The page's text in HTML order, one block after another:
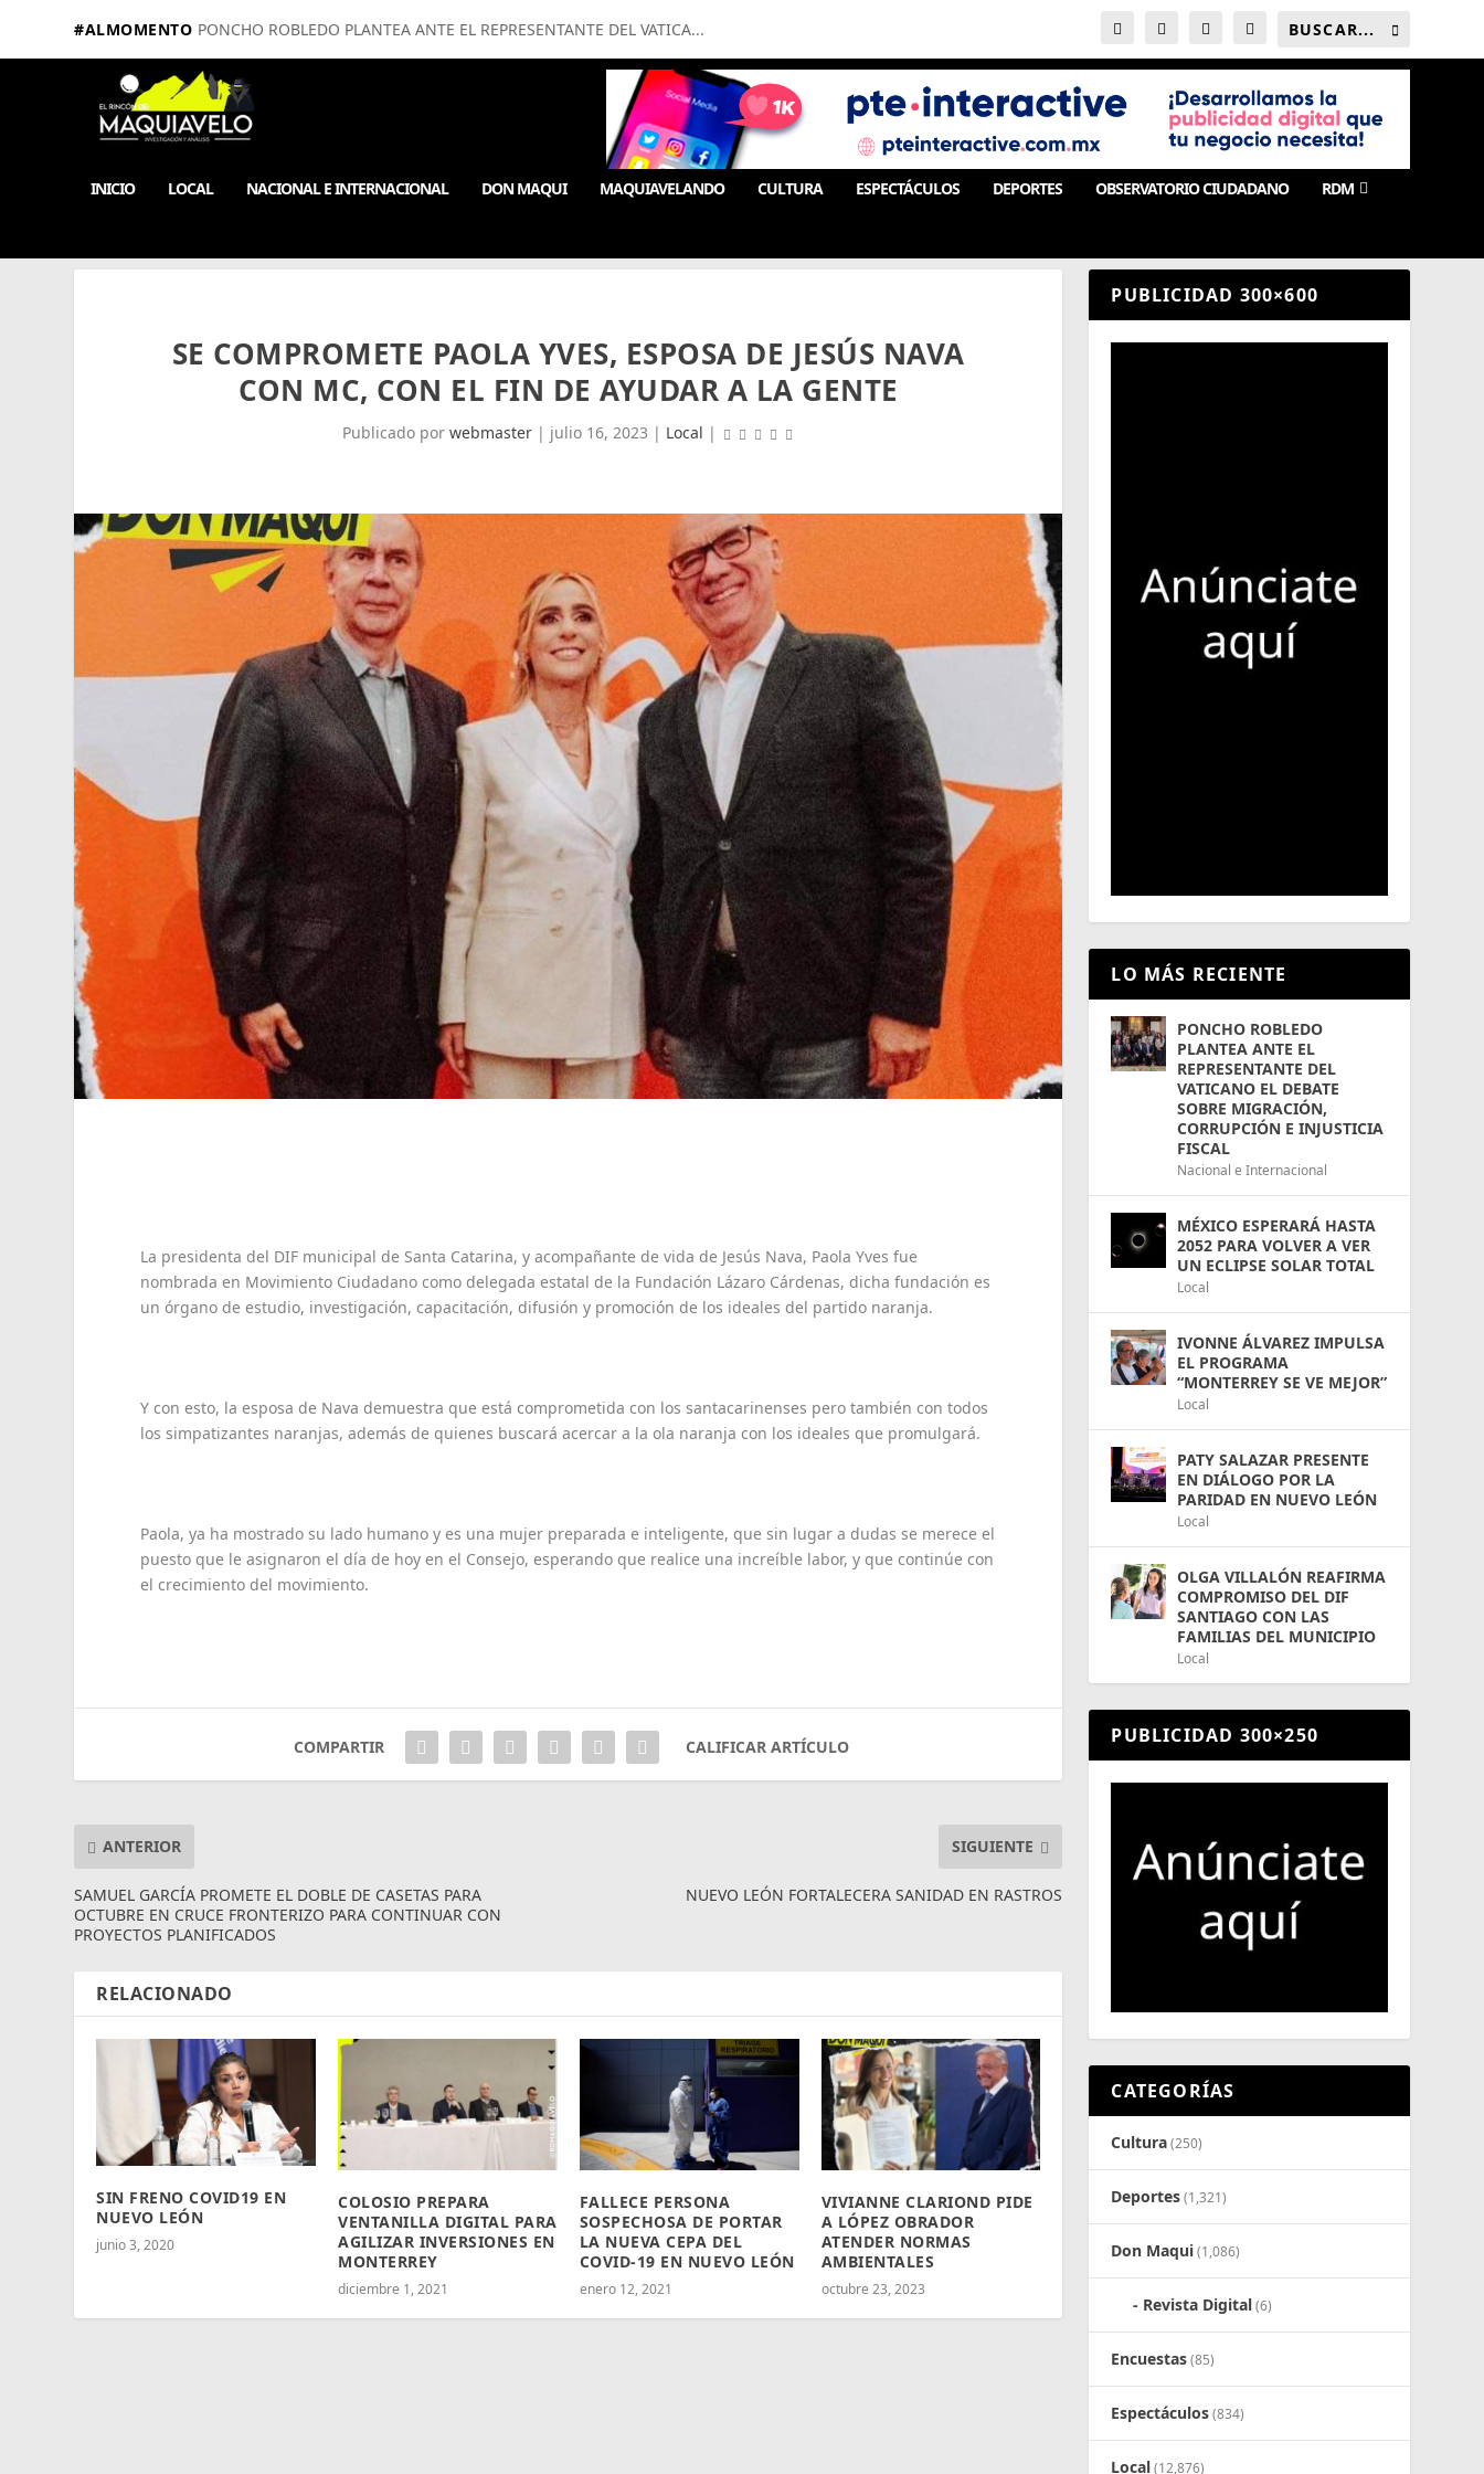
#ALMOMENTO PONCHO ROBLEDO PLANTEA ANTE EL REPRESENTANTE DEL VATICA...
INICIO LOCAL NACIONAL E INTERNACIONAL DON MAQUI MAQUIAVELANDO CULTURA ESPECTÁCULOS DEPORTES OBSERVATORIO CIUDADANO RDM
SE COMPROMETE PAOLA YVES, ESPOSA DE JESÚS NAVA
CON MC, CON EL FIN DE AYUDAR A LA GENTE
Publicado porwebmaster | julio 16, 2023 | Local |
La presidenta del DIF municipal de Santa Catarina, y acompañante de vida de Jesús Nava, Paola Yves fue
nombrada en Movimiento Ciudadano como delegada estatal de la Fundación Lázaro Cárdenas, dicha fundación es
un órgano de estudio, investigación, capacitación, difusión y promoción de los ideales del partido naranja.
Y con esto, la esposa de Nava demuestra que está comprometida con los santacarinenses pero también con todos
los simpatizantes naranjas, además de quienes buscará acercar a la ola naranja con los ideales que promulgará.
Paola, ya ha mostrado su lado humano y es una mujer preparada e inteligente, que sin lugar a dudas se merece el
puesto que le asignaron el día de hoy en el Consejo, esperando que realice una increíble labor, y que continúe con
el crecimiento del movimiento.
COMPARTIR CALIFICAR ARTÍCULO
ANTERIOR
SAMUEL GARCÍA PROMETE EL DOBLE DE CASETAS PARA
OCTUBRE EN CRUCE FRONTERIZO PARA CONTINUAR CON
PROYECTOS PLANIFICADOS
SIGUIENTE
NUEVO LEÓN FORTALECERA SANIDAD EN RASTROS
RELACIONADO
SIN FRENO COVID19 EN
NUEVO LEÓN
junio 3, 2020
COLOSIO PREPARA
VENTANILLA DIGITAL PARA
AGILIZAR INVERSIONES EN
MONTERREY
diciembre 1, 2021
FALLECE PERSONA
SOSPECHOSA DE PORTAR
LA NUEVA CEPA DEL
COVID-19 EN NUEVO LEÓN
enero 12, 2021
VIVIANNE CLARIOND PIDE
A LÓPEZ OBRADOR
ATENDER NORMAS
AMBIENTALES
octubre 23, 2023
PUBLICIDAD 300×600
LO MÁS RECIENTE
PONCHO ROBLEDO
PLANTEA ANTE EL
REPRESENTANTE DEL
VATICANO EL DEBATE
SOBRE MIGRACIÓN,
CORRUPCIÓN E INJUSTICIA
FISCAL
Nacional e Internacional
MÉXICO ESPERARÁ HASTA
2052 PARA VOLVER A VER
UN ECLIPSE SOLAR TOTAL
Local
IVONNE ÁLVAREZ IMPULSA
EL PROGRAMA
“MONTERREY SE VE MEJOR”
Local
PATY SALAZAR PRESENTE
EN DIÁLOGO POR LA
PARIDAD EN NUEVO LEÓN
Local
OLGA VILLALÓN REAFIRMA
COMPROMISO DEL DIF
SANTIAGO CON LAS
FAMILIAS DEL MUNICIPIO
Local
PUBLICIDAD 300×250
CATEGORÍAS
Cultura(250)
Deportes(1,321)
Don Maqui(1,086)
Revista Digital(6)
Encuestas(85)
Espectáculos(834)
Local(12,876)